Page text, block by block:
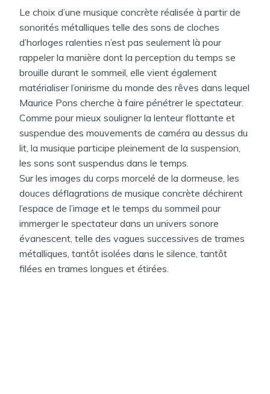
Le choix d’une musique concrète réalisée à partir de
sonorités métalliques telle des sons de cloches
d’horloges ralenties n’est pas seulement là pour
rappeler la manière dont la perception du temps se
brouille durant le sommeil, elle vient également
matérialiser l’onirisme du monde des rêves dans lequel
Maurice Pons cherche à faire pénétrer le spectateur.
Comme pour mieux souligner la lenteur flottante et
suspendue des mouvements de caméra au dessus du
lit, la musique participe pleinement de la suspension,
les sons sont suspendus dans le temps.
Sur les images du corps morcelé de la dormeuse, les
douces déflagrations de musique concrète déchirent
l’espace de l’image et le temps du sommeil pour
immerger le spectateur dans un univers sonore
évanescent, telle des vagues successives de trames
métalliques, tantôt isolées dans le silence, tantôt
filées en trames longues et étirées.